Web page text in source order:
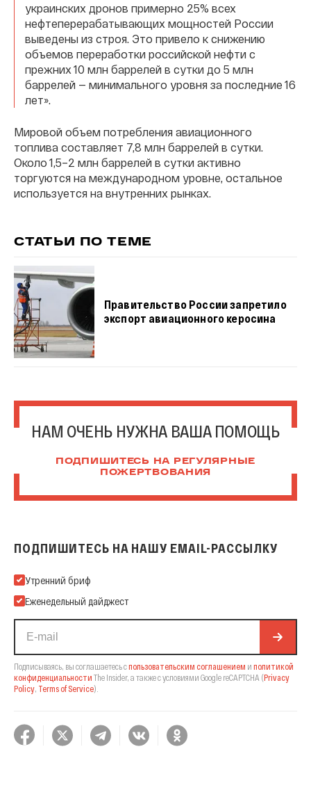
украинских дронов примерно 25% всех
нефтеперерабатывающих мощностей России
выведены из строя. Это привело к снижению
объемов переработки российской нефти с
прежних 10 млн баррелей в сутки до 5 млн
баррелей — минимального уровня за последние 16
лет».
Мировой объем потребления авиационного
топлива составляет 7,8 млн баррелей в сутки.
Около 1,5–2 млн баррелей в сутки активно
торгуются на международном уровне, остальное
используется на внутренних рынках.
СТАТЬИ ПО ТЕМЕ
Правительство России запретило
экспорт авиационного керосина
НАМ ОЧЕНЬ НУЖНА ВАША ПОМОЩЬ
ПОДПИШИТЕСЬ НА РЕГУЛЯРНЫЕ
ПОЖЕРТВОВАНИЯ
ПОДПИШИТЕСЬ НА НАШУ EMAIL-РАССЫЛКУ
Подпишитесь на нашу Email-рассылку
Утренний бриф
Еженедельный дайджест
Подписываясь, вы соглашаетесь спользовательским соглашением и политикой
конфиденциальности The Insider, а также с условиями Google reCAPTCHA (Privacy
Policy, Terms of Service).